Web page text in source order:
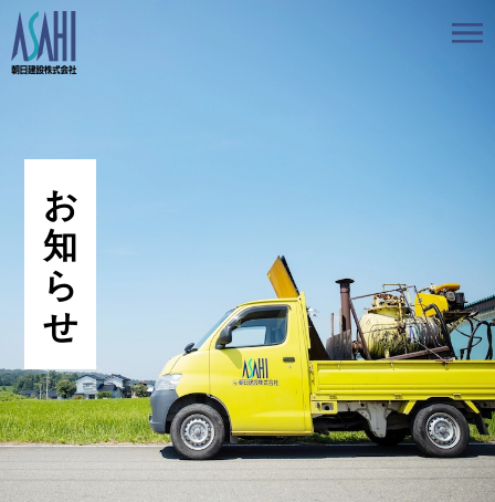
事業案内
会社情報
採用情報
お知らせ
BLOG